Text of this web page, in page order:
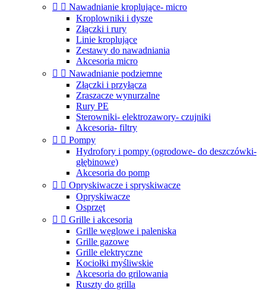
  Nawadnianie kroplujące- micro
Kroplowniki i dysze
Złączki i rury
Linie kroplujące
Zestawy do nawadniania
Akcesoria micro
  Nawadnianie podziemne
Złączki i przyłącza
Zraszacze wynurzalne
Rury PE
Sterowniki- elektrozawory- czujniki
Akcesoria- filtry
  Pompy
Hydrofory i pompy (ogrodowe- do deszczówki-
głębinowe)
Akcesoria do pomp
  Opryskiwacze i spryskiwacze
Opryskiwacze
Osprzęt
  Grille i akcesoria
Grille węglowe i paleniska
Grille gazowe
Grille elektryczne
Kociołki myśliwskie
Akcesoria do grilowania
Ruszty do grilla